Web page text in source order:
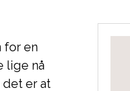
for en
lige nå
er at